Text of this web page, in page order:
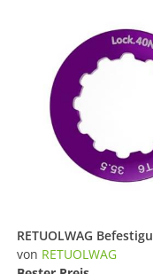
von RETUOLWAG